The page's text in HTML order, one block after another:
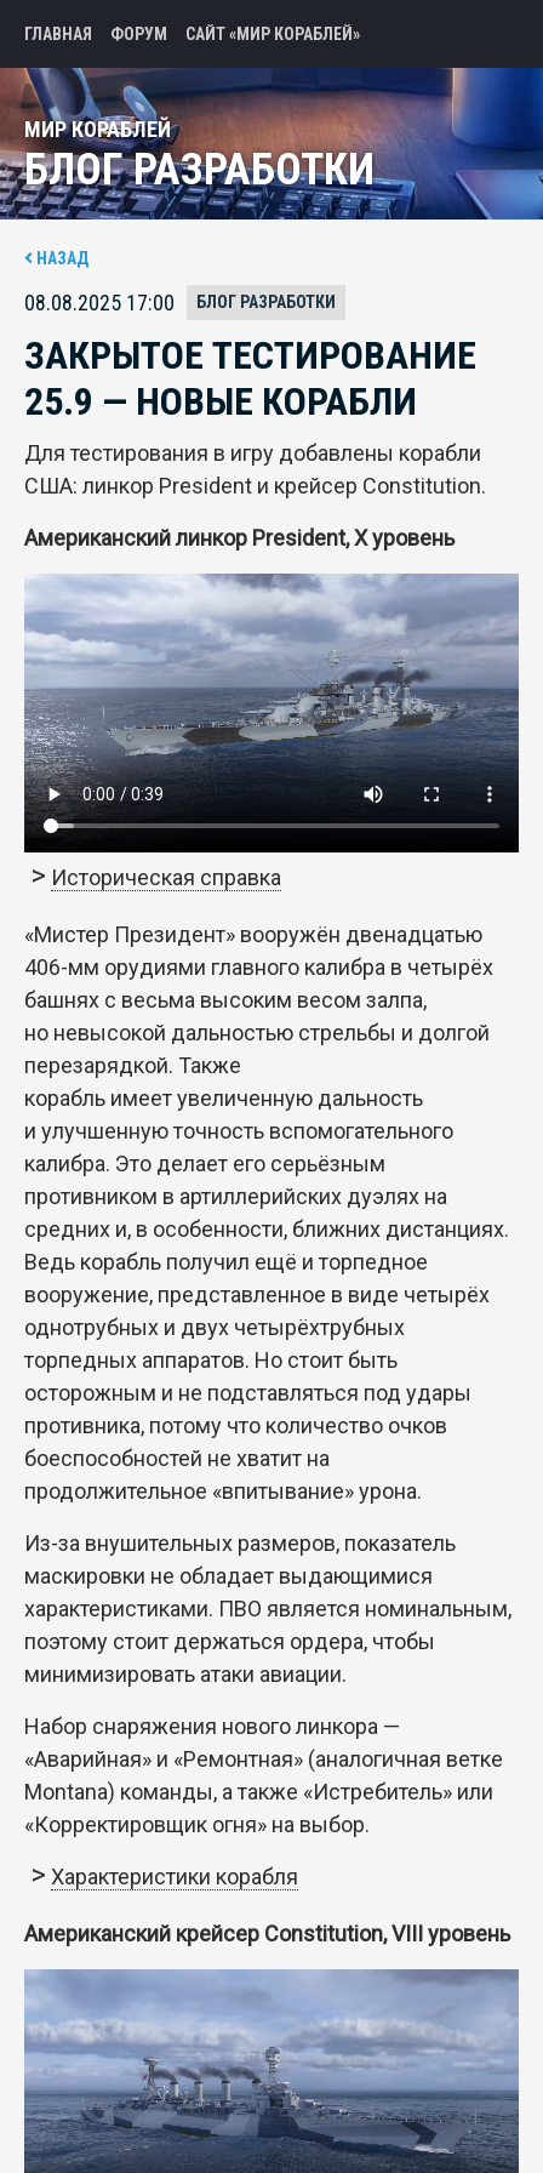
ГЛАВНАЯ ФОРУМ САЙТ «МИР КОРАБЛЕЙ»
МИР КОРАБЛЕЙ
БЛОГ РАЗРАБОТКИ
НАЗАД
08.08.2025 17:00 БЛОГ РАЗРАБОТКИ
ЗАКРЫТОЕ ТЕСТИРОВАНИЕ
25.9 — НОВЫЕ КОРАБЛИ
Для тестирования в игру добавлены корабли
США: линкор President и крейсер Constitution.
Американский линкор President, X уровень
Историческая справка
«Мистер Президент» вооружён двенадцатью
406-мм орудиями главного калибра в четырёх
башнях c весьма высоким весом залпа,
но невысокой дальностью стрельбы и долгой
перезарядкой. Также
корабль имеет увеличенную дальность
и улучшенную точность вспомогательного
калибра. Это делает его серьёзным
противником в артиллерийских дуэлях на
средних и, в особенности, ближних дистанциях.
Ведь корабль получил ещё и торпедное
вооружение, представленное в виде четырёх
однотрубных и двух четырёхтрубных
торпедных аппаратов. Но стоит быть
осторожным и не подставляться под удары
противника, потому что количество очков
боеспособностей не хватит на
продолжительное «впитывание» урона.
Из-за внушительных размеров, показатель
маскировки не обладает выдающимися
характеристиками. ПВО является номинальным,
поэтому стоит держаться ордера, чтобы
минимизировать атаки авиации.
Набор снаряжения нового линкора —
«Аварийная» и «Ремонтная» (аналогичная ветке
Montana) команды, а также «Истребитель» или
«Корректировщик огня» на выбор.
Характеристики корабля
Американский крейсер Constitution, VIII уровень